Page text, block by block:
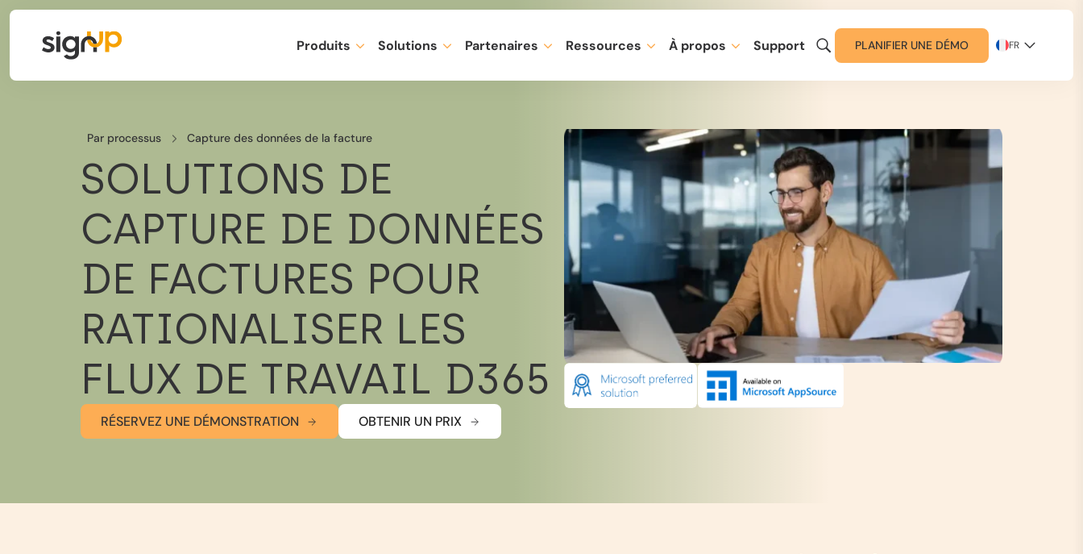
Produits Solutions Partenaires Ressources À propos Support PLANIFIER UNE DÉMO FR
Par processus Capture des données de la facture
SOLUTIONS DE
CAPTURE DE DONNÉES
DE FACTURES POUR
RATIONALISER LES
FLUX DE TRAVAIL D365
RÉSERVEZ UNE DÉMONSTRATION OBTENIR UN PRIX